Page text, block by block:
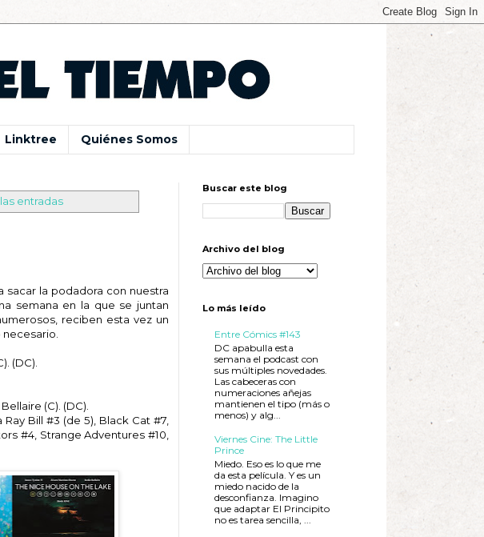
Linktree Quiénes Somos
entradas
sacar la podadora con nuestra
semana en la que se juntan
reciben esta vez un
(DC).
(C). (DC).
Bill #3 (de 5), Black Cat #7,
#4, Strange Adventures #10,
Buscar este blog
Archivo del blog
Lo más leído
Entre Cómics #143
DC apabulla esta
semana el podcast con
sus múltiples novedades.
Las cabeceras con
numeraciones añejas
mantienen el tipo (más o
menos) y alg...
Viernes Cine: The Little
Prince
Miedo. Eso es lo que me
da esta película. Y es un
miedo nacido de la
desconfianza. Imagino
que adaptar El Principito
no es tarea sencilla, ...